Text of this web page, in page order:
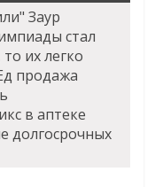
Заур
стал
их легко
продажа
в аптеке
долгосрочных